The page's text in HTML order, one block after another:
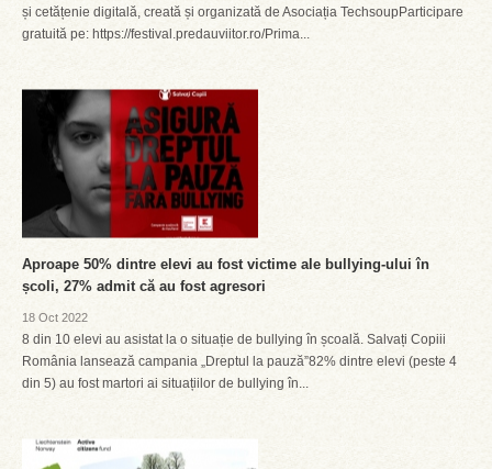
și cetățenie digitală, creată și organizată de Asociația TechsoupParticipare
gratuită pe: https://festival.predauviitor.ro/Prima...
Aproape 50% dintre elevi au fost victime ale bullying-ului în
școli, 27% admit că au fost agresori
18 Oct 2022
8 din 10 elevi au asistat la o situație de bullying în școală. Salvați Copiii
România lansează campania „Dreptul la pauză”82% dintre elevi (peste 4
din 5) au fost martori ai situațiilor de bullying în...